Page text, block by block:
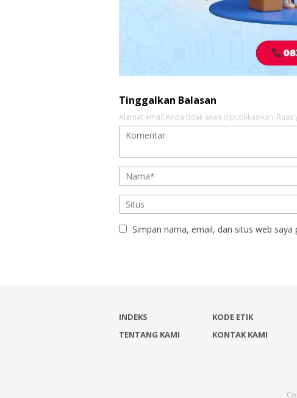
Tinggalkan Balasan
Alamat email Anda tidak akan dipublikasikan.
Simpan nama, email, dan situs web
INDEKS KODE ETIK
TENTANG KAMI
KONTAK KAMI